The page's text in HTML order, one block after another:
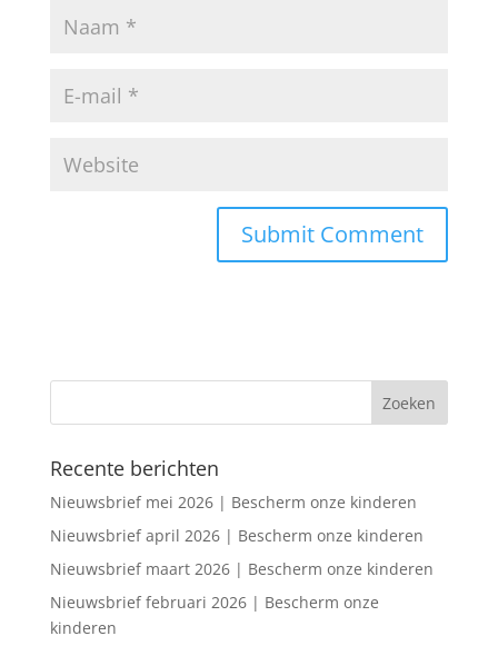
Recente berichten
Nieuwsbrief mei 2026 | Bescherm onze kinderen
Nieuwsbrief april 2026 | Bescherm onze kinderen
Nieuwsbrief maart 2026 | Bescherm onze kinderen
Nieuwsbrief februari 2026 | Bescherm onze
kinderen